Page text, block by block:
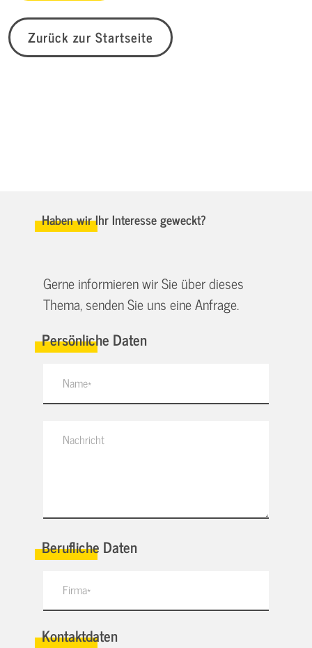
Zurück zur Startseite
Haben wir Ihr Interesse geweckt?
Gerne informieren wir Sie über dieses
Thema, senden Sie uns eine Anfrage.
Persönliche Daten
Berufliche Daten
Kontaktdaten